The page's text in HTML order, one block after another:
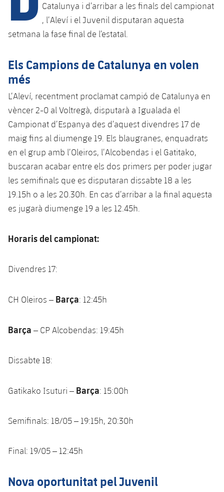
plusicon
més
Instal·lacions
Palau Blaugrana
Estadi Johan Cruyff
Barça Cafe
Ciutat Esportiva
plusicon
més
plusicon
més
Acreditacions
Catalunya i d’arribar a les finals del campionat
, l’Aleví i el Juvenil disputaran aquesta
setmana la fase final de l’estatal.
Els Campions de Catalunya en volen
més
L’Aleví, recentment proclamat campió de Catalunya en
vèncer 2-0 al Voltregà, disputarà a Igualada el
Campionat d’Espanya des d’aquest divendres 17 de
maig fins al diumenge 19. Els blaugranes, enquadrats
en el grup amb l’Oleiros, l’Alcobendas i el Gatitako,
buscaran acabar entre els dos primers per poder jugar
les semifinals que es disputaran dissabte 18 a les
19.15h o a les 20.30h. En cas d’arribar a la final aquesta
es jugarà diumenge 19 a les 12.45h.
Horaris del campionat:
Divendres 17:
CH Oleiros – Barça: 12:45h
Barça – CP Alcobendas: 19:45h
Dissabte 18:
Gatikako Isuturi – Barça: 15:00h
Semifinals: 18/05 – 19:15h, 20:30h
Final: 19/05 – 12:45h
Nova oportunitat pel Juvenil